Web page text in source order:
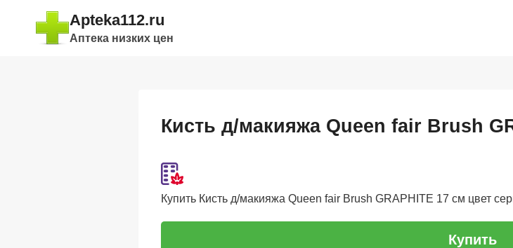
содержимому
Apteka112.ru
Аптека низких цен
Кисть д/макияжа Queen fair Brush
Купить Кисть д/макияжа Queen fair Brush GRAPHITE 17 см цвет
Купить